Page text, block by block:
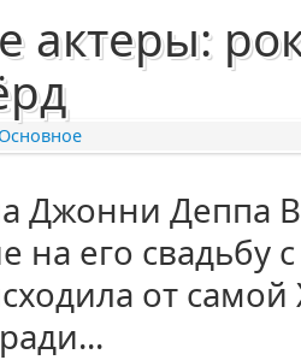
Основное
Джонни Деппа
на его свадьбу
от